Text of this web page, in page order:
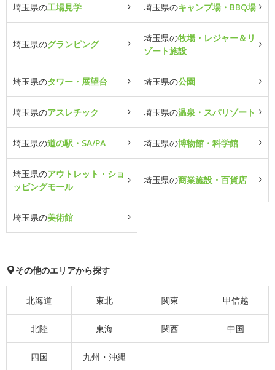
埼玉県の工場見学 埼玉県のキャンプ場・BBQ場
埼玉県のグランピング
埼玉県の牧場・レジャー＆リ
ゾート施設
埼玉県のタワー・展望台 埼玉県の公園
埼玉県のアスレチック 埼玉県の温泉・スパリゾート
埼玉県の道の駅・SA/PA 埼玉県の博物館・科学館
埼玉県のアウトレット・ショ
ッピングモール
埼玉県の商業施設・百貨店
埼玉県の美術館
その他のエリアから探す
北海道 東北 関東 甲信越
北陸 東海 関西 中国
四国 九州・沖縄